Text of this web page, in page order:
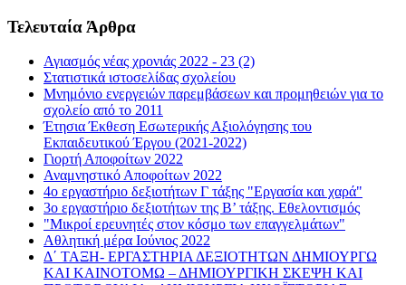
Τελευταία Άρθρα
Αγιασμός νέας χρονιάς 2022 - 23 (2)
Στατιστικά ιστοσελίδας σχολείου
Μνημόνιο ενεργειών παρεμβάσεων και προμηθειών για το
σχολείο από το 2011
Έτησια Έκθεση Εσωτερικής Αξιολόγησης του
Εκπαιδευτικού Έργου (2021-2022)
Γιορτή Αποφοίτων 2022
Αναμνηστικό Αποφοίτων 2022
4ο εργαστήριο δεξιοτήτων Γ τάξης "Εργασία και χαρά"
3ο εργαστήριο δεξιοτήτων της Β’ τάξης. Εθελοντισμός
"Μικροί ερευνητές στον κόσμο των επαγγελμάτων"
Αθλητική μέρα Ιούνιος 2022
Δ΄ ΤΑΞΗ- ΕΡΓΑΣΤΗΡΙΑ ΔΕΞΙΟΤΗΤΩΝ ΔΗΜΙΟΥΡΓΩ
ΚΑΙ ΚΑΙΝΟΤΟΜΩ – ΔΗΜΙΟΥΡΓΙΚΗ ΣΚΕΨΗ ΚΑΙ